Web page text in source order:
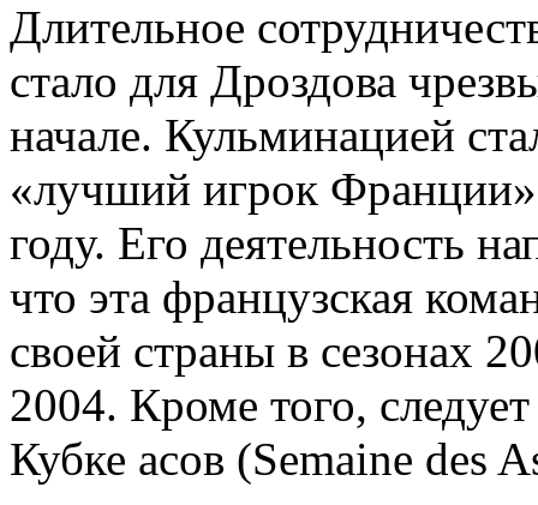
Длительное
стало для Дроздова
начале. Кульминацией
«лучший игрок
году. Его деятельность
что эта французская
своей страны в сезонах
2004. Кроме того,
Кубке асов (Semaine des